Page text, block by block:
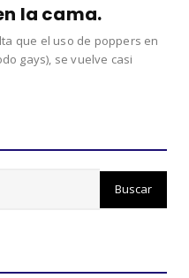
la cama.
que el uso de poppers en
gays), se vuelve casi